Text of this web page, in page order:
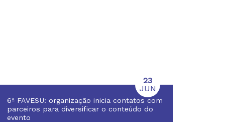
6ª FAVESU: organização inicia contatos com
parceiros para diversificar o conteúdo do
evento
23
JUN